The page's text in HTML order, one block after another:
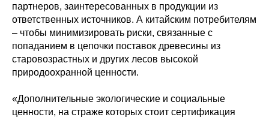
партнеров, заинтересованных в продукции из
ответственных источников. А китайским потребителям
– чтобы минимизировать риски, связанные с
попаданием в цепочки поставок древесины из
старовозрастных и других лесов высокой
природоохранной ценности.
«Дополнительные экологические и социальные
ценности, на страже которых стоит сертификация